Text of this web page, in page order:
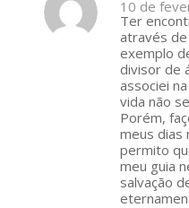
s
ays:
10 de
Ter
através
exemplo
divisor de
associei
vida não
Porém,
meus dias
permito
meu guia
salvação